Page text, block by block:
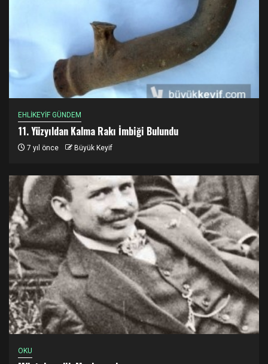
EHLİKEYİF GÜNDEM
11. Yüzyıldan Kalma Rakı İmbiği Bulundu
7 yıl önce Büyük Keyif
OKU